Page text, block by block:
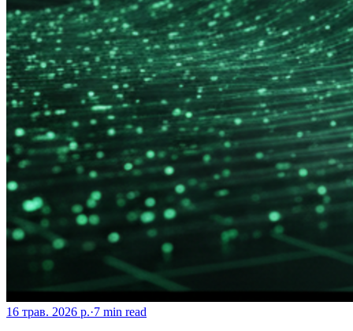
16 трав. 2026 р.·7 min read